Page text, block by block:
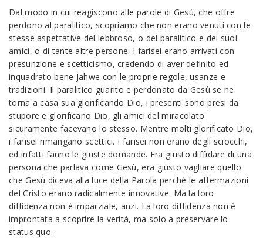
Dal modo in cui reagiscono alle parole di Gesù, che offre
perdono al paralitico, scopriamo che non erano venuti con le
stesse aspettative del lebbroso, o del paralitico e dei suoi
amici, o di tante altre persone. I farisei erano arrivati con
presunzione e scetticismo, credendo di aver definito ed
inquadrato bene Jahwe con le proprie regole, usanze e
tradizioni. Il paralitico guarito e perdonato da Gesù se ne
torna a casa sua glorificando Dio, i presenti sono presi da
stupore e glorificano Dio, gli amici del miracolato
sicuramente facevano lo stesso. Mentre molti glorificato Dio,
i farisei rimangano scettici. I farisei non erano degli sciocchi,
ed infatti fanno le giuste domande. Era giusto diffidare di una
persona che parlava come Gesù, era giusto vagliare quello
che Gesù diceva alla luce della Parola perché le affermazioni
del Cristo erano radicalmente innovative. Ma la loro
diffidenza non è imparziale, anzi. La loro diffidenza non è
improntata a scoprire la verità, ma solo a preservare lo
status quo.